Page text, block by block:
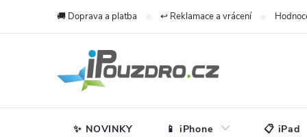
🚚 Doprava a platba ↩️ Reklamace a vrácení
✨ NOVINKY 📱 iPhone 📋 iPad